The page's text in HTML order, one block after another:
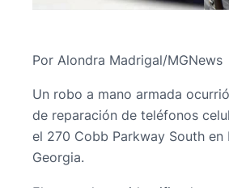
Por Alondra Madrigal/MGNews
Un robo a mano armada
de reparación de teléfonos
el 270 Cobb Parkway South en
Georgia.